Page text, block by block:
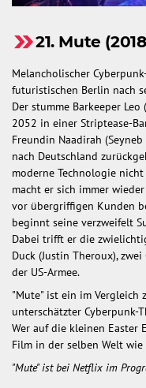
21. Mute
Melancholischer
futuristischen Berlin nach
Der stumme Barkeeper
2052 in einer Striptease-
Freundin Naadirah
nach Deutschland
moderne Technologie
macht er sich immer
vor übergriffigen Kunden
beginnt seine verzweifelt
Dabei trifft er die
Duck (Justin Theroux),
der US-Armee.
"Mute" ist ein im Vergleich
unterschätzter Cyberpunk-
Wer auf die kleinen Easter
Film in der selben Welt
"Mute" ist bei Netflix im